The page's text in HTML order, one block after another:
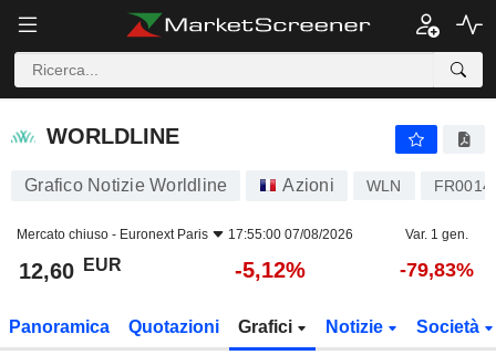
WORLDLINE
WORLDLINE
Grafico Notizie Worldline Azioni WLN
Mercato chiuso - Euronext Paris 17:55:00 07/08/2026 Var. 1 gen.
12,60 EUR -5,12% -79,83%
Panoramica Quotazioni Grafici Notizie Società